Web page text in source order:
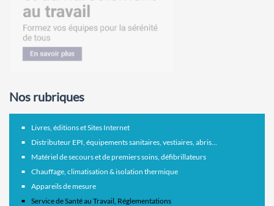
Nos rubriques
Livres, éditions et Sites Internet
Distributeur EPI, équipements sanitaires, vestiaires, abris...
Matériel de secours et de premiers soins, défibrillateurs
Chauffage, climatisation & isolation thermique
Appareils de mesure
Service de Santé au Travail, Réglementations